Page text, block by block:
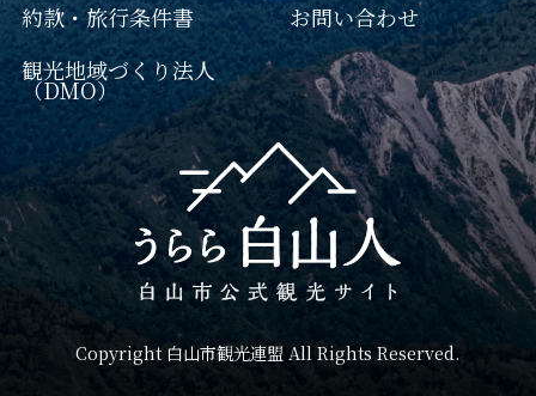
約款・旅行条件書
観光地域づくり法人
（DMO）
お問い合わせ
Copyright 白山市観光連盟 All Rights Reserved.